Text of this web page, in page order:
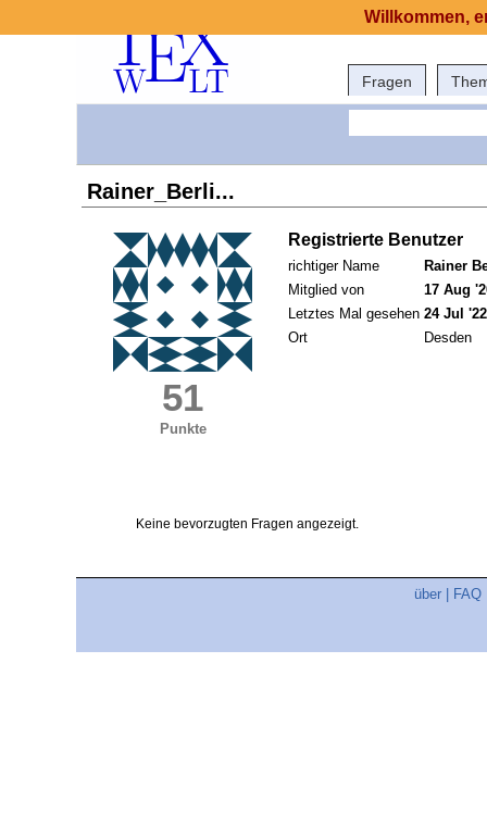
Fragen
Rainer_Berli...
51
Punkte
Registrierte Benutzer
richtiger Name
Rainer
Mitglied von
17 Aug
Letztes Mal gesehen 24 Jul
Ort
Desden
Keine bevorzugten Fragen angezeigt.
über FAQ
Willkommen,